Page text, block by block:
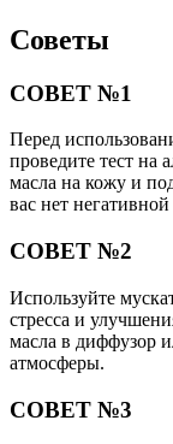
Советы
СОВЕТ №1
Перед
проведите тест на
масла на кожу и
вас нет
СОВЕТ №2
Используйте
стресса и
масла в диффузор
атмосферы.
СОВЕТ №3